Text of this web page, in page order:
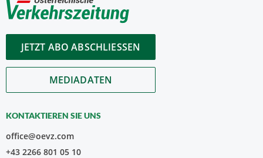
JETZT ABO ABSCHLIESSEN
MEDIADATEN
KONTAKTIEREN SIE UNS
office@oevz.com
+43 2266 801 05 10